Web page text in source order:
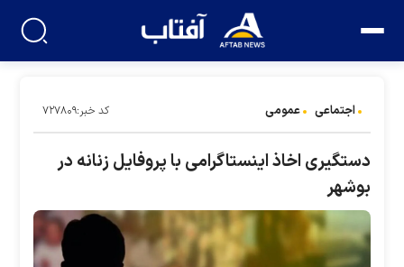
اجتماعی عمومی کد خبر:۷۲۷۸۰۹
دستگیری اخاذ اینستاگرامی با پروفایل زنانه در
بوشهر